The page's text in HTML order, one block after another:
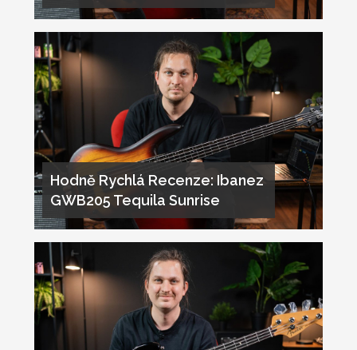
Hodně Rychlá Recenze: Ibanez
GWB205 Tequila Sunrise